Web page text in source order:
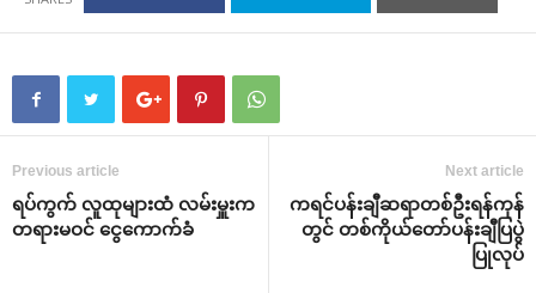
Previous article
ရပ်ကွက် လူထုများထံ လမ်းမှူးက
တရားမဝင် ‌ငွေ‌ကောက်ခံ
Next article
ကရင်ပန်းချီဆရာတစ်ဦးရန်ကုန်
တွင် တစ်ကိုယ်‌တော်ပန်းချီပြပွဲ
ပြုလုပ်